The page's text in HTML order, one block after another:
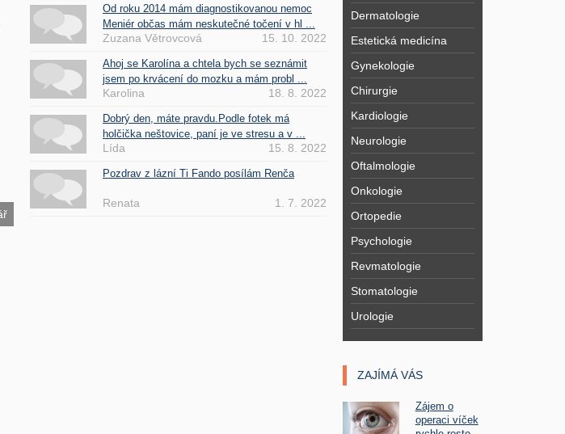
Od roku 2014 mám diagnostikovanou nemoc
Meniér občas mám neskutečné točení v hl ...
Zuzana Větrovcová 15. 10. 2022
Ahoj se Karolína a chtela bych se seznámit
jsem po krvácení do mozku a mám probl ...
Karolina 18. 8. 2022
Dobrý den, máte pravdu.Podle fotek má
holčička neštovice, paní je ve stresu a v ...
Lída 15. 8. 2022
Pozdrav z lázní Ti Fando posílám Renča
Renata 1. 7. 2022
Dermatologie
Estetická medicína
Gynekologie
Chirurgie
Kardiologie
Neurologie
Oftalmologie
Onkologie
Ortopedie
Psychologie
Revmatologie
Stomatologie
Urologie
ZAJÍMÁ VÁS
Zájem o
operaci víček